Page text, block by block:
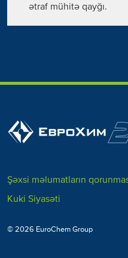
ətraf mühitə qayğı.
Şəxsi məlumatların
Kuki Siyasəti
© 2026 EuroChem Group